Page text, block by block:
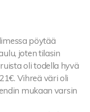
pöytää
joten tilasin
oli todella hyvä
Vihreä väri oli
mukaan varsin